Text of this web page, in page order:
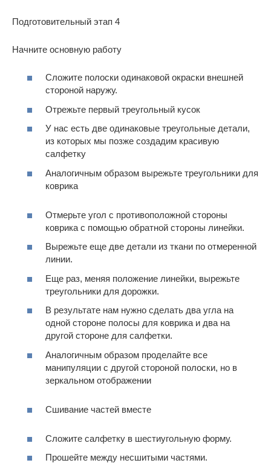
Подготовительный этап 4
Начните основную работу
Сложите полоски одинаковой окраски внешней
стороной наружу.
Отрежьте первый треугольный кусок
У нас есть две одинаковые треугольные детали,
из которых мы позже создадим красивую
салфетку
Аналогичным образом вырежьте треугольники для
коврика
Отмерьте угол с противоположной стороны
коврика с помощью обратной стороны линейки.
Вырежьте еще две детали из ткани по отмеренной
линии.
Еще раз, меняя положение линейки, вырежьте
треугольники для дорожки.
В результате нам нужно сделать два угла на
одной стороне полосы для коврика и два на
другой стороне для салфетки.
Аналогичным образом проделайте все
манипуляции с другой стороной полоски, но в
зеркальном отображении
Сшивание частей вместе
Сложите салфетку в шестиугольную форму.
Прошейте между несшитыми частями.